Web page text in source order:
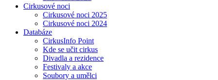
Cirkusové noci
Cirkusové noci 2025
Cirkusové noci 2024
Databáze
CirkusInfo Point
Kde se učit cirkus
Divadla a rezidence
Festivaly a akce
Soubory a umělci